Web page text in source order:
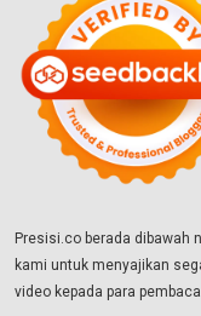
Presisi.co berada dibawah
kami untuk menyajikan
video kepada para